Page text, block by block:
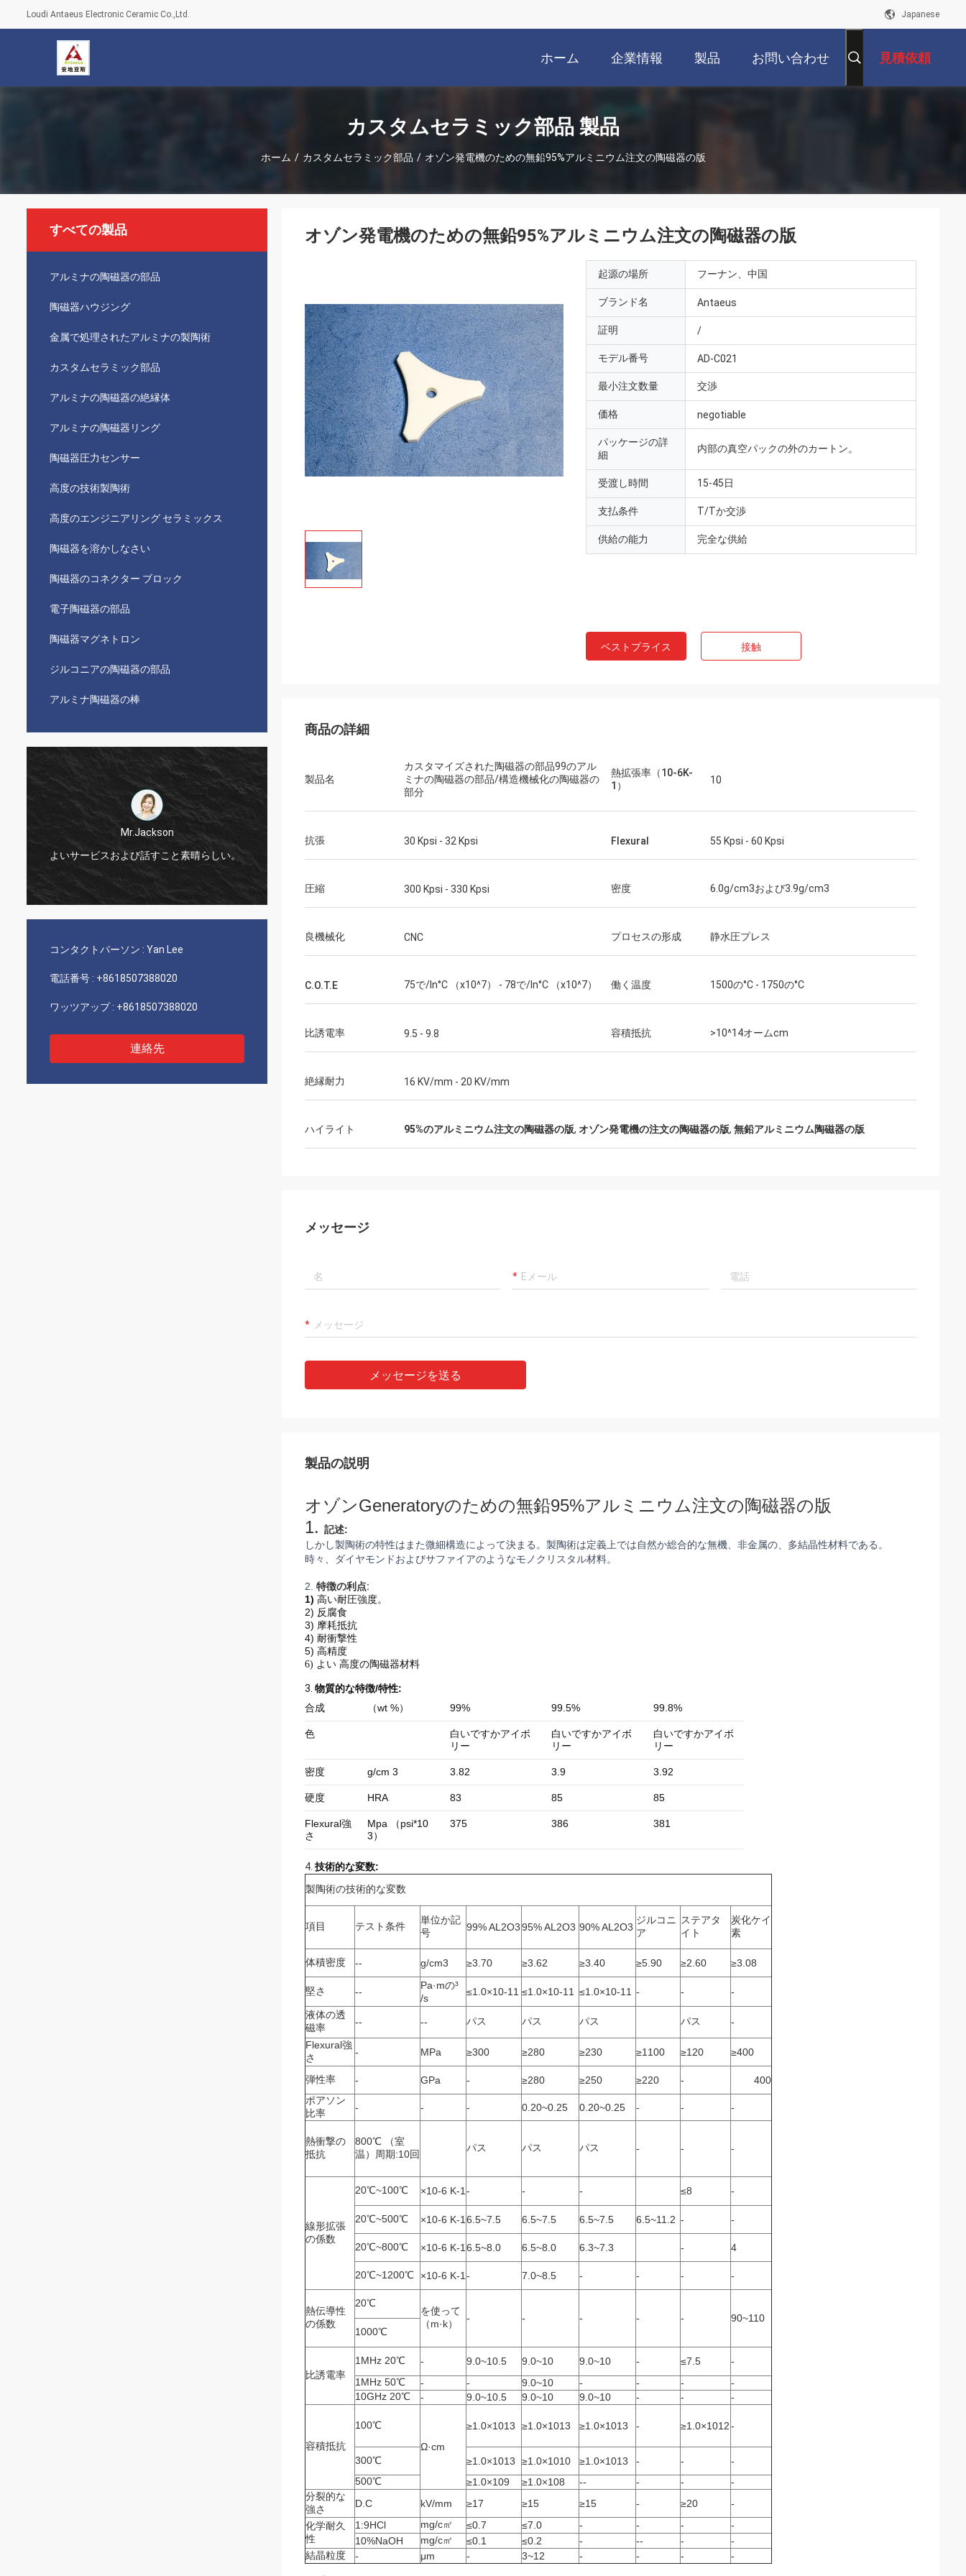
Loudi Antaeus Electronic Ceramic Co.,Ltd. Japanese
ホーム 企業情報 製品 お問い合わせ 見積依頼
カスタムセラミック部品 製品
ホーム / カスタムセラミック部品 / オゾン発電機のための無鉛95%アルミニウム注文の陶磁器の版
すべての製品
アルミナの陶磁器の部品
陶磁器ハウジング
金属で処理されたアルミナの製陶術
カスタムセラミック部品
アルミナの陶磁器の絶縁体
アルミナの陶磁器リング
陶磁器圧力センサー
高度の技術製陶術
高度のエンジニアリング セラミックス
陶磁器を溶かしなさい
陶磁器のコネクター ブロック
電子陶磁器の部品
陶磁器マグネトロン
ジルコニアの陶磁器の部品
アルミナ陶磁器の棒
Mr.Jackson
よいサービスおよび話すこと素晴らしい。
コンタクトパーソン : Yan Lee
電話番号 : +8618507388020
ワッツアップ : +8618507388020
連絡先
オゾン発電機のための無鉛95%アルミニウム注文の陶磁器の版
起源の場所 フーナン、中国
ブランド名 Antaeus
証明 /
モデル番号 AD-C021
最小注文数量 交渉
価格 negotiable
パッケージの詳
細
内部の真空パックの外のカートン。
受渡し時間 15-45日
支払条件 T/Tか交渉
供給の能力 完全な供給
ベストプライス 接触
商品の詳細
製品名
カスタマイズされた陶磁器の部品99のアル
ミナの陶磁器の部品/構造機械化の陶磁器の
部分
熱拡張率（10-6K-
1）
10
抗張 30 Kpsi - 32 Kpsi Flexural 55 Kpsi - 60 Kpsi
圧縮 300 Kpsi - 330 Kpsi 密度 6.0g/cm3および3.9g/cm3
良機械化 CNC プロセスの形成 静水圧プレス
C.O.T.E 75で/In°C （x10^7） - 78で/In°C （x10^7） 働く温度 1500の°C - 1750の°C
比誘電率 9.5 - 9.8 容積抵抗 >10^14オームcm
絶縁耐力 16 KV/mm - 20 KV/mm
ハイライト 95%のアルミニウム注文の陶磁器の版, オゾン発電機の注文の陶磁器の版, 無鉛アルミニウム陶磁器の版
メッセージ
メッセージを送る
製品の説明
オゾンGeneratoryのための無鉛95%アルミニウム注文の陶磁器の版
1. 記述:
しかし製陶術の特性はまた微細構造によって決まる。製陶術は定義上では自然か総合的な無機、非金属の、多結晶性材料である。
時々、ダイヤモンドおよびサファイアのようなモノクリスタル材料。
2. 特徴の利点:
1) 高い耐圧強度。
2) 反腐食
3) 摩耗抵抗
4) 耐衝撃性
5) 高精度
6) よい 高度の陶磁器材料
3. 物質的な特徴/特性:
合成
（wt %） 99% 99.5% 99.8%
色
白いですかアイボ
リー
白いですかアイボ
リー
白いですかアイボ
リー
密度 g/cm 3 3.82 3.9 3.92
硬度 HRA 83 85 85
Flexural強
さ
Mpa （psi*10
3）
375 386 381
4. 技術的な変数:
製陶術の技術的な変数
項目 テスト条件
単位か記
号
99% AL2O395% AL2O3 90% AL2O3
ジルコニ
ア
ステアタ
イト
炭化ケイ
素
体積密度 -- g/cm3 ≥3.70 ≥3.62 ≥3.40 ≥5.90 ≥2.60 ≥3.08
堅さ --
Pa·mの³
/s
≤1.0×10-11 ≤1.0×10-11 ≤1.0×10-11 - -
-
液体の透
磁率
-- -- パス パス パス パス
-
Flexural強
さ
- MPa ≥300 ≥280 ≥230 ≥1100 ≥120 ≥400
弾性率 - GPa - ≥280 ≥250 ≥220 -
400
ポアソン
比率
- - - 0.20~0.25 0.20~0.25 - - -
熱衝撃の
抵抗
800℃ （室
温）周期:10回
パス パス パス - - -
線形拡張
の係数
20℃~100℃ ×10-6 K-1 - - - ≤8 -
20℃~500℃ ×10-6 K-1 6.5~7.5 6.5~7.5 6.5~7.5 6.5~11.2 - -
20℃~800℃ ×10-6 K-1 6.5~8.0 6.5~8.0 6.3~7.3 - 4
20℃~1200℃ ×10-6 K-1 - 7.0~8.5 - - - -
熱伝導性
の係数
20℃
を使って
（m·k）
- - - - -
90~110
1000℃
比誘電率
1MHz 20℃ - 9.0~10.5 9.0~10 9.0~10 - ≤7.5
-
1MHz 50℃
- - 9.0~10 - - -
-
10GHz 20℃
- 9.0~10.5 9.0~10 9.0~10 - - -
容積抵抗
100℃
Ω·cm
≥1.0×1013 ≥1.0×1013 ≥1.0×1013 - ≥1.0×1012-
300℃ ≥1.0×1013 ≥1.0×1010 ≥1.0×1013 - -
-
500℃
≥1.0×109 ≥1.0×108 -- - -
-
分裂的な
強さ
D.C kV/mm ≥17 ≥15 ≥15 - ≥20
-
化学耐久
性
1:9HCl mg/c㎡ ≤0.7 ≤7.0 - - -
-
10%NaOH
mg/c㎡ ≤0.1 ≤0.2 - -- -
-
結晶粒度
- μm - 3~12 - - - -